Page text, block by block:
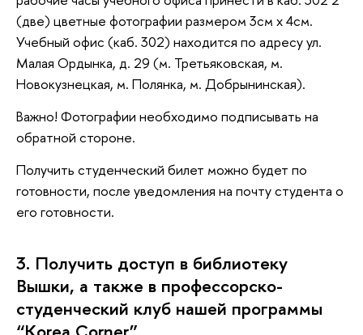
(две) цветные фотографии размером 3см x 4см.
Учебный офис (каб. 302) находится по адресу ул.
Малая Ордынка, д. 29 (м. Третьяковская, м.
Новокузнецкая, м. Полянка, м. Добрынинская).
Важно! Фотографии необходимо подписывать на
обратной стороне.
Получить студенческий билет можно будет по
готовности, после уведомления на почту студента о
его готовности.
3. Получить доступ в библиотеку
Вышки, а также в профессорско-
студенческий клуб нашей программы